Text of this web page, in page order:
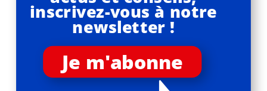
inscrivez-vous à notre
newsletter !
Je m'abonne